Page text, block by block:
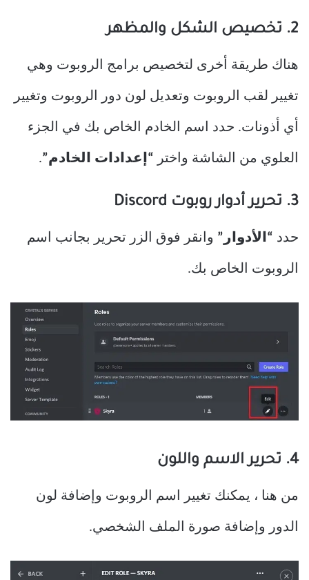
2. تخصيص الشكل والمظهر
هناك طريقة أخرى لتخصيص برامج الروبوت وهي
تغيير لقب الروبوت وتعديل لون دور الروبوت وتغيير
أي أذونات. حدد اسم الخادم الخاص بك في الجزء
العلوي من الشاشة واختر “إعدادات الخادم”.
3. تحرير أدوار روبوت Discord
حدد “الأدوار” وانقر فوق الزر تحرير بجانب اسم
الروبوت الخاص بك.
4. تحرير الاسم واللون
من هنا ، يمكنك تغيير اسم الروبوت وإضافة لون
الدور وإضافة صورة الملف الشخصي.